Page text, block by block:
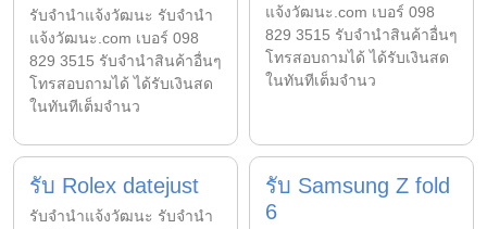
รับจํานําแจ้งวัฒนะ รับจํานํา
แจ้งวัฒนะ.com เบอร์ 098
829 3515 รับจำนำสินค้าอื่นๆ
โทรสอบถามได้ ได้รับเงินสด
ในทันทีเต็มจำนว
แจ้งวัฒนะ.com เบอร์ 098
829 3515 รับจำนำสินค้าอื่นๆ
โทรสอบถามได้ ได้รับเงินสด
ในทันทีเต็มจำนว
รับ Rolex datejust
รับจํานําแจ้งวัฒนะ รับจํานํา
รับ Samsung Z fold
6